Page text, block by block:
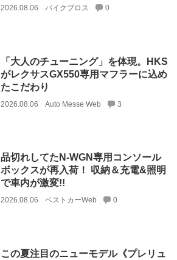
2026.08.06 バイクブロス 0
「大人のチューニング」を体現。HKS
がレクサスGX550専用マフラーに込め
たこだわり
2026.08.06 Auto Messe Web 3
品切れしてたN-WGN専用コンソール
ボックスが再入荷！ 収納＆充電&照明
で車内が激変!!
2026.08.06 ベストカーWeb 0
この夏注目のニューモデル《プレリュ